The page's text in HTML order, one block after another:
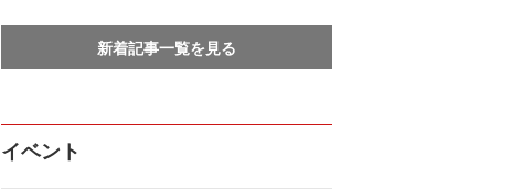
新着記事一覧を見る
イベント